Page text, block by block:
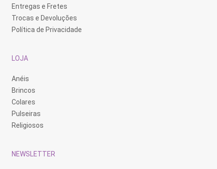
Entregas e Fretes
Trocas e Devoluções
Política de Privacidade
LOJA
Anéis
Brincos
Colares
Pulseiras
Religiosos
NEWSLETTER